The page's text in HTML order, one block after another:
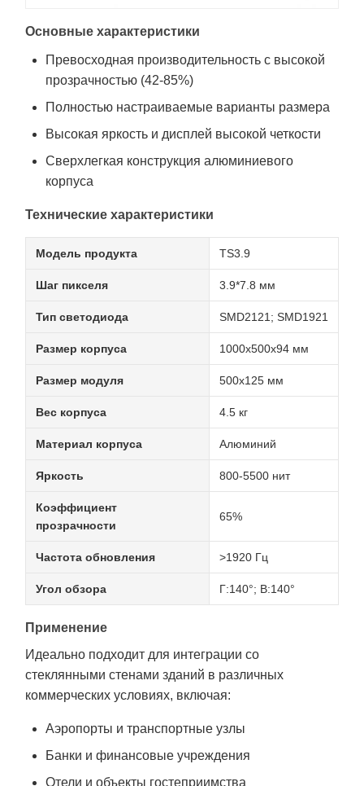
Основные характеристики
Превосходная производительность с высокой
прозрачностью (42-85%)
Полностью настраиваемые варианты размера
Высокая яркость и дисплей высокой четкости
Сверхлегкая конструкция алюминиевого
корпуса
Технические характеристики
Модель продукта TS3.9
Шаг пикселя 3.9*7.8 мм
Тип светодиода SMD2121; SMD1921
Размер корпуса 1000x500x94 мм
Размер модуля 500x125 мм
Вес корпуса 4.5 кг
Материал корпуса Алюминий
Яркость 800-5500 нит
Коэффициент
прозрачности
65%
Частота обновления >1920 Гц
Угол обзора Г:140°; В:140°
Применение
Идеально подходит для интеграции со
стеклянными стенами зданий в различных
коммерческих условиях, включая:
Аэропорты и транспортные узлы
Банки и финансовые учреждения
Отели и объекты гостеприимства